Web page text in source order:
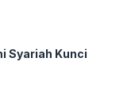
Syariah Kunci